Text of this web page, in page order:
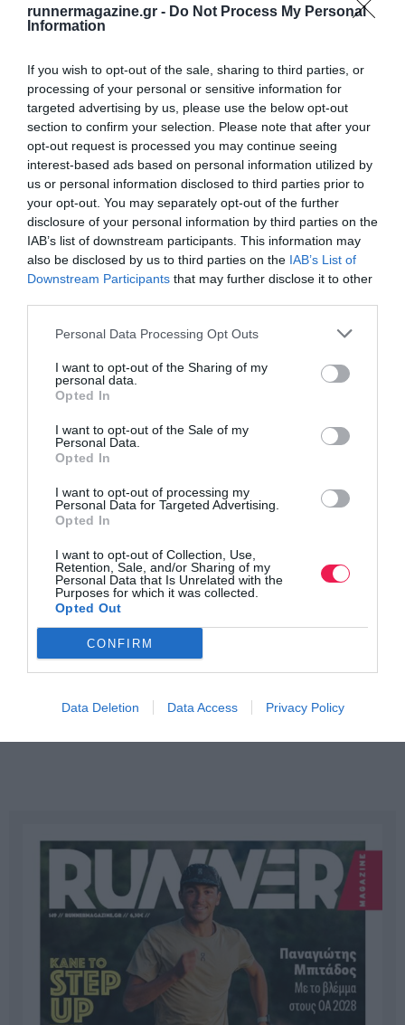
runnermagazine.gr - Do Not Process My Personal
Information
If you wish to opt-out of the sale, sharing to third parties, or
processing of your personal or sensitive information for
targeted advertising by us, please use the below opt-out
section to confirm your selection. Please note that after your
opt-out request is processed you may continue seeing
interest-based ads based on personal information utilized by
us or personal information disclosed to third parties prior to
your opt-out. You may separately opt-out of the further
disclosure of your personal information by third parties on the
IAB’s list of downstream participants. This information may
also be disclosed by us to third parties on the IAB’s List of
Downstream Participants that may further disclose it to other
Personal Data Processing Opt Outs
I want to opt-out of the Sharing of my
personal data.
Opted In
I want to opt-out of the Sale of my
Personal Data.
Opted In
I want to opt-out of processing my
Personal Data for Targeted Advertising.
Opted In
I want to opt-out of Collection, Use,
Retention, Sale, and/or Sharing of my
Personal Data that Is Unrelated with the
Purposes for which it was collected.
Opted Out
CONFIRM
Data Deletion Data Access Privacy Policy